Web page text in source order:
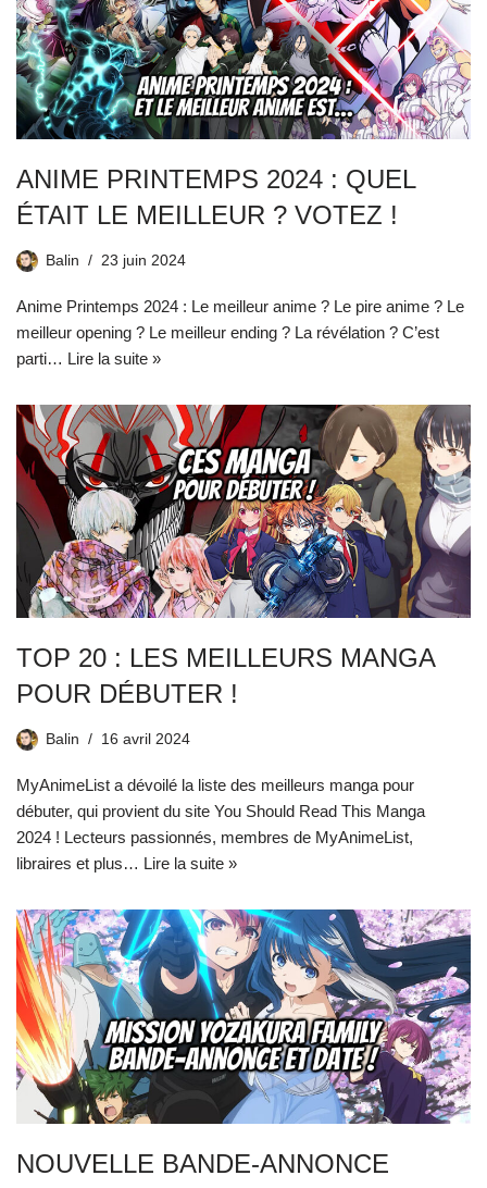
ANIME PRINTEMPS 2024 : QUEL
ÉTAIT LE MEILLEUR ? VOTEZ !
Balin 23 juin 2024
Anime Printemps 2024 : Le meilleur anime ? Le pire anime ? Le
meilleur opening ? Le meilleur ending ? La révélation ? C’est
parti… Lire la suite »
TOP 20 : LES MEILLEURS MANGA
POUR DÉBUTER !
Balin 16 avril 2024
MyAnimeList a dévoilé la liste des meilleurs manga pour
débuter, qui provient du site You Should Read This Manga
2024 ! Lecteurs passionnés, membres de MyAnimeList,
libraires et plus… Lire la suite »
NOUVELLE BANDE-ANNONCE